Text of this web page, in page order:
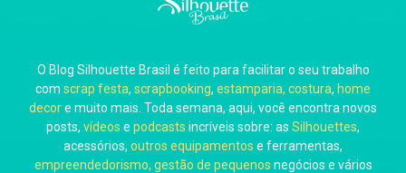
Carol Pessoa
O Blog Silhouette Brasil é feito para facilitar o seu trabalho
com scrap festa, scrapbooking, estamparia, costura, home
decore muito mais. Toda semana, aqui, você encontra novos
posts, vídeos e podcasts incríveis sobre: as Silhouettes,
acessórios, outros equipamentos e ferramentas,
empreendedorismo, gestão de pequenos negócios e vários